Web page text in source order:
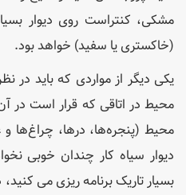
مشکی، کنتراست روی دیوار
(خاکستری یا سفید) خواهد بود.
یکی دیگر از مواردی که باید در
محیط در اتاقی که قرار است در
محیط (پنجره‌ها، درها، چراغ‌ها و
دیوار سیاه کار چندان خوبی
بسیار تاریک برنامه ریزی می